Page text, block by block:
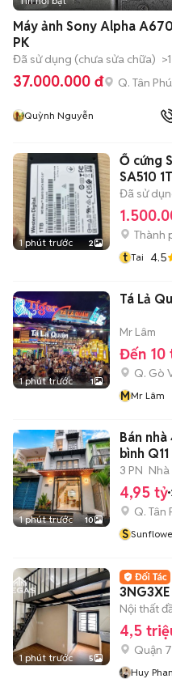
Máy ảnh Sony Alpha
PK
Đã sử dụng (chưa sửa chữa)
37.000.000 đ Q. Tân Phú
Quỳnh Nguyễn
1 phút trước 2
Ổ cứng
SA510
Đã sử
Thành
t Tai 4.5
1 phút trước 1
Tá Lả
Mr Lâm
Đến
Q. Gò
MMr Lâm
1 phút trước 10
Bán
bình Q11
3 PN
4,95 tỷ
Q. Tân
S
1 phút trước 5
XỊN
Nội thất
4,5
Quận 7
Huy